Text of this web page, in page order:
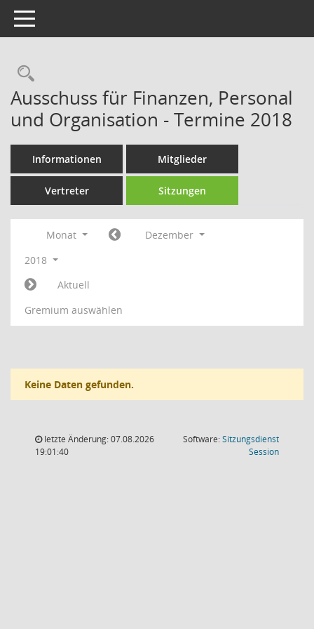
Toggle navigation
Rechercheauswahl
Ausschuss für Finanzen, Personal
und Organisation - Termine 2018
Informationen Mitglieder
Vertreter Sitzungen
Monat
Dezember
2018
Aktuell
Gremium auswählen
Keine Daten gefunden.
letzte Änderung: 07.08.2026
19:01:40
Software:Sitzungsdienst
Session(Wird in